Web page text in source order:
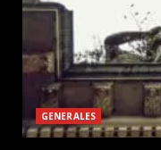
GENERALES